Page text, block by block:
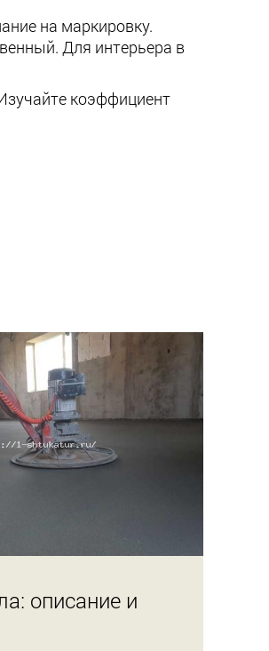
на маркировку.
Для интерьера в
коэффициент
описание и